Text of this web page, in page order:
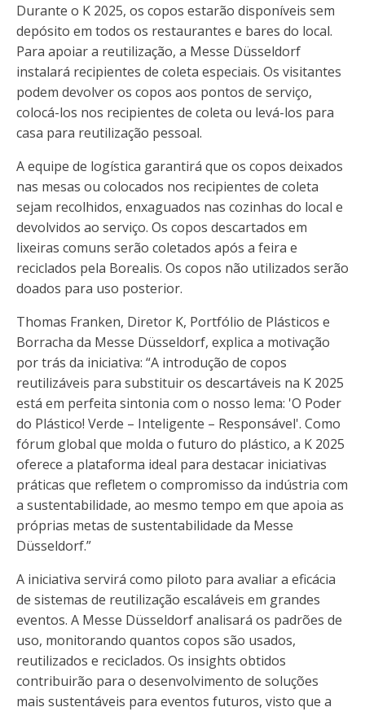
Durante o K 2025, os copos estarão disponíveis sem
depósito em todos os restaurantes e bares do local.
Para apoiar a reutilização, a Messe Düsseldorf
instalará recipientes de coleta especiais. Os visitantes
podem devolver os copos aos pontos de serviço,
colocá-los nos recipientes de coleta ou levá-los para
casa para reutilização pessoal.
A equipe de logística garantirá que os copos deixados
nas mesas ou colocados nos recipientes de coleta
sejam recolhidos, enxaguados nas cozinhas do local e
devolvidos ao serviço. Os copos descartados em
lixeiras comuns serão coletados após a feira e
reciclados pela Borealis. Os copos não utilizados serão
doados para uso posterior.
Thomas Franken, Diretor K, Portfólio de Plásticos e
Borracha da Messe Düsseldorf, explica a motivação
por trás da iniciativa: “A introdução de copos
reutilizáveis ​​para substituir os descartáveis ​​na K 2025
está em perfeita sintonia com o nosso lema: 'O Poder
do Plástico! Verde – Inteligente – Responsável'. Como
fórum global que molda o futuro do plástico, a K 2025
oferece a plataforma ideal para destacar iniciativas
práticas que refletem o compromisso da indústria com
a sustentabilidade, ao mesmo tempo em que apoia as
próprias metas de sustentabilidade da Messe
Düsseldorf.”
A iniciativa servirá como piloto para avaliar a eficácia
de sistemas de reutilização escaláveis ​​em grandes
eventos. A Messe Düsseldorf analisará os padrões de
uso, monitorando quantos copos são usados,
reutilizados e reciclados. Os insights obtidos
contribuirão para o desenvolvimento de soluções
mais sustentáveis ​​para eventos futuros, visto que a